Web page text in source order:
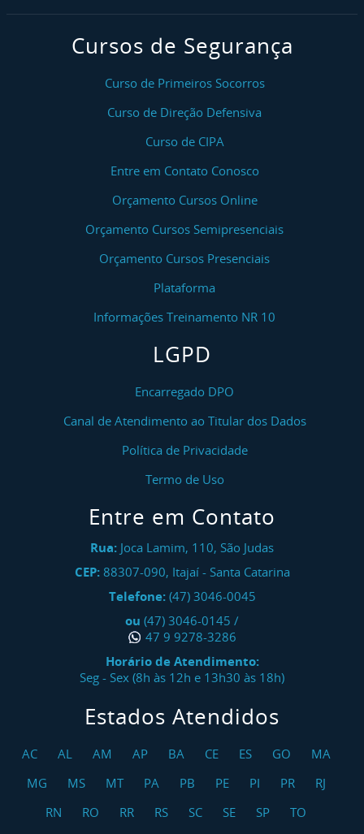
Cursos de Segurança
Curso de Primeiros Socorros
Curso de Direção Defensiva
Curso de CIPA
Entre em Contato Conosco
Orçamento Cursos Online
Orçamento Cursos Semipresenciais
Orçamento Cursos Presenciais
Plataforma
Informações Treinamento NR 10
LGPD
Encarregado DPO
Canal de Atendimento ao Titular dos Dados
Política de Privacidade
Termo de Uso
Entre em Contato
Rua: Joca Lamim, 110, São Judas
CEP: 88307-090, Itajaí- Santa Catarina
Telefone: (47) 3046-0045
ou (47) 3046-0145 /
47 9 9278-3286
Horário de Atendimento:
Seg - Sex (8h às 12h e 13h30 às 18h)
Estados Atendidos
AC AL AM AP BA CE ES GO
MA
MG
MS MT PA PB PE PI PR
RJ
RN
RO RR RS SC SE SP TO